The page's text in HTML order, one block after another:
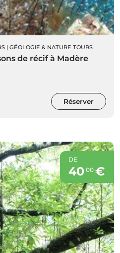
| GÉOLOGIE & NATURE TOURS
de récif à Madère
Réserver
DE
40 00€